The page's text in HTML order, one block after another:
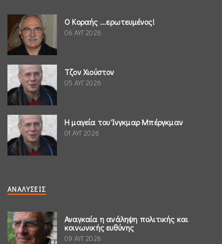
Ο Κοραής ...ερωτευμένος!
06 ΑΥΓ 2026
Τζον Χιούστον
05 ΑΥΓ 2026
Η μαγεία του Ίνγκμαρ Μπέργκμαν
01 ΑΥΓ 2026
ΑΝΑΛΎΣΕΙΣ
Αναγκαία η ανάληψη πολιτικής και
κοινωνικής ευθύνης
09 ΑΥΓ 2026